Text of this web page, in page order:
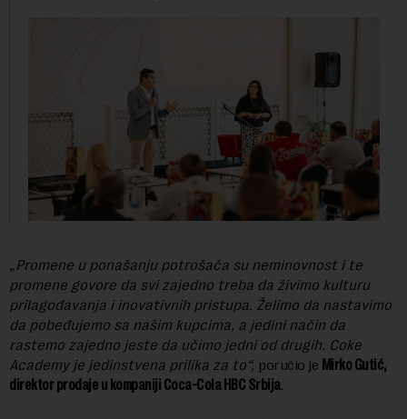
„Promene u ponašanju potrošača su neminovnost i te
promene govore da svi zajedno treba da živimo kulturu
prilagođavanja i inovativnih pristupa. Želimo da nastavimo
da pobeđujemo sa našim kupcima, a jedini način da
rastemo zajedno jeste da učimo jedni od drugih. Coke
Academy je jedinstvena prilika za to“, poručio je Mirko Gutić,
direktor prodaje u kompaniji Coca-Cola HBC Srbija.